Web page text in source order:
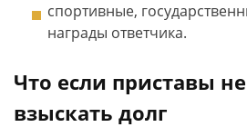
спортивные,
награды ответчика.
Что если приставы
взыскать долг